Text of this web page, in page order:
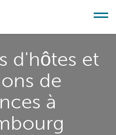
d'hôtes et
de
à